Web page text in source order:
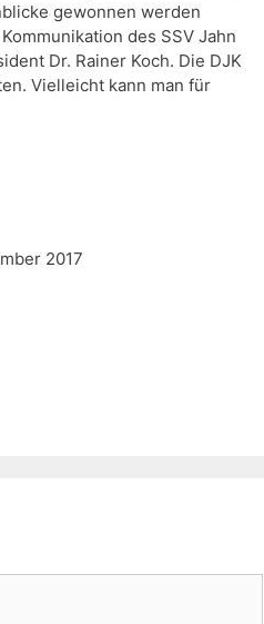
gewonnen werden
des SSV Jahn
Dr. Rainer Koch. Die DJK
Vielleicht kann man für